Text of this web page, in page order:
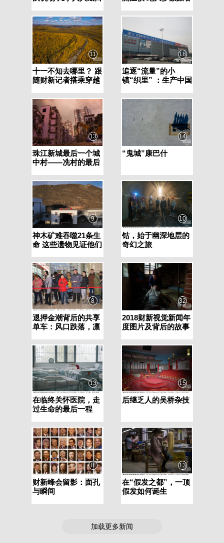
11
十一不知去哪里？ 跟
随财新记者搭乘穿越
18
追逐“流量”的小
镇“织里” ：生产中国
13
珠江新城最后一个城
中村——冼村的最后
14
“鬼城”康巴什
9
神木矿难吞噬21条生
命 这些遗物见证他们
10
钴，始于幽深地层的
奇幻之旅
8
退押金潮背后的共享
单车：风口跌落，凛
32
2018财新视觉新闻年
度图片及背后的故事
13
在临终关怀医院，走
过生命的最后一程
15
后继乏人的吴桥杂技
8
财新峰会留影：面孔
与瞬间
13
在“假发之都”，一顶
假发如何诞生
加载更多新闻